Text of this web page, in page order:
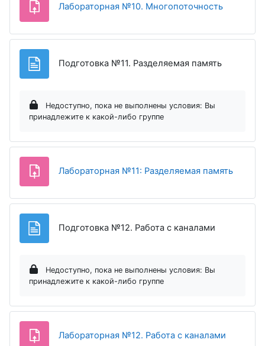
Лабораторная №10. МногопоточностьЗадание
Подготовка №11. Разделяемая памятьСтраница
Недоступно, пока не выполнены условия: Вы
принадлежите к какой-либо группе
Лабораторная №11: Разделяемая память
Подготовка №12. Работа с каналами
Недоступно, пока не выполнены условия: Вы
принадлежите к какой-либо группе
Лабораторная №12. Работа с каналами